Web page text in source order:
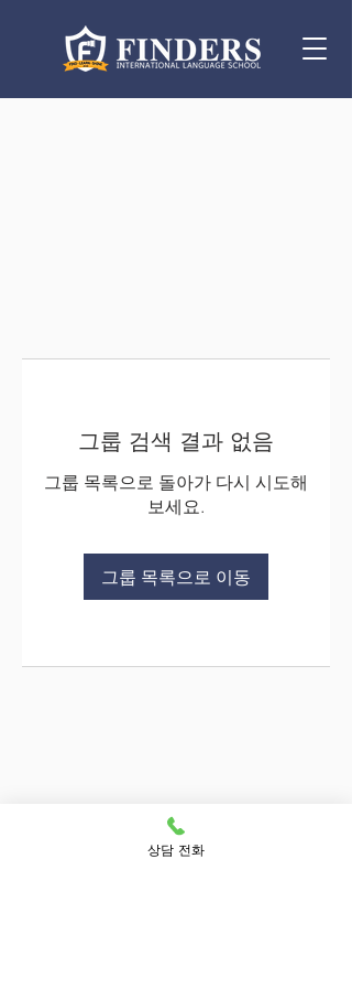
그룹 검색 결과 없음
그룹 목록으로 돌아가 다시 시도해
보세요.
그룹 목록으로 이동
상담 전화